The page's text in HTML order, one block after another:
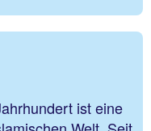
ist eine